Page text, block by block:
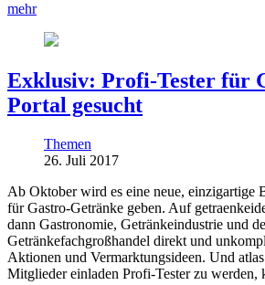
mehr
Exklusiv: Profi-Tester für
Portal gesucht
Themen
26. Juli 2017
Ab Oktober wird es eine neue, einzigartige
für Gastro-Getränke geben. Auf
dann Gastronomie, Getränkeindustrie und
Getränkefachgroßhandel direkt und
Aktionen und Vermarktungsideen. Und
Mitglieder einladen Profi-Tester zu werden,